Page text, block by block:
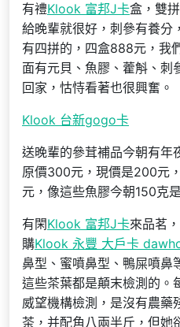
有禮Klook 富邦J卡盒，雙
給晚輩就很好，刺參有養分
有四拼的，四盒888元，我
面有元貝、魚膠、藿斛、刺
回家，怙恃看著也很興奮。
Klook 台新gogo卡
送晚輩的參茸補品今朝有年
原價300元，現價是200元
元，像這些魚膠今朝150克
有閑Klook 富邦J卡來品茗
購Klook 永豐 大戶卡
鼻型、蜜噴鼻型、鴨屎噴鼻
這些茶葉都是顛末檢測的。
威望機構檢測，是沒有農藥
茶，并配角八兩半斤，但她